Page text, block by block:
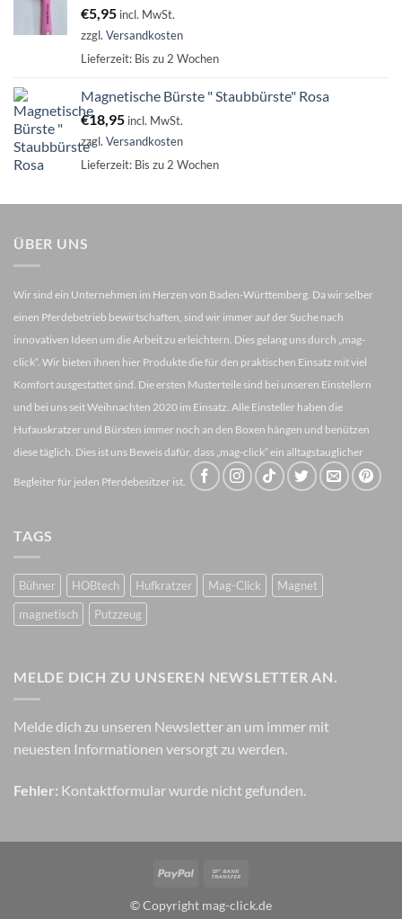
€5,95 incl. MwSt.
zzgl. Versandkosten
Lieferzeit: Bis zu 2 Wochen
Magnetische Bürste " Staubbürste" Rosa
€18,95 incl. MwSt.
zzgl. Versandkosten
Lieferzeit: Bis zu 2 Wochen
ÜBER UNS
Wir sind ein Unternehmen im Herzen von Baden-Württemberg. Da wir selber
einen Pferdebetrieb bewirtschaften, sind wir immer auf der Suche nach
innovativen Ideen um die Arbeit zu erleichtern. Dies gelang uns durch „mag-
click“. Wir bieten ihnen hier Produkte die für den praktischen Einsatz mit viel
Komfort ausgestattet sind. Die ersten Musterteile sind bei unseren Einstellern
und bei uns seit Weihnachten 2020 im Einsatz. Alle Einsteller haben die
Hufauskratzer und Bürsten immer noch an den Boxen hängen und benützen
diese täglich. Dies ist uns Beweis dafür, dass „mag-click“ ein alltagstauglicher
Begleiter für jeden Pferdebesitzer ist.
TAGS
Bühner HOBtech Hufkratzer Mag-Click
Magnet
magnetisch
Putzzeug
MELDE DICH ZU UNSEREN NEWSLETTER AN.
Melde dich zu unseren Newsletter an um immer mit
neuesten Informationen versorgt zu werden.
Fehler: Kontaktformular wurde nicht gefunden.
PayPal
© Copyright mag-click.de